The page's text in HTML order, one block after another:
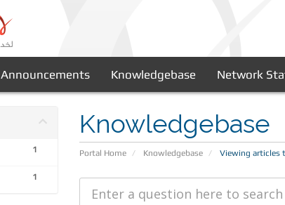
Announcements Knowledgebase Network
Knowledgebase
Portal Home Knowledgebase Viewing articles
1
1